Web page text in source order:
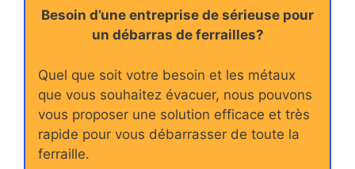
Besoin d’une entreprise de sérieuse pour
un débarras de ferrailles?
Quel que soit votre besoin et les métaux
que vous souhaitez évacuer, nous pouvons
vous proposer une solution efficace et très
rapide pour vous débarrasser de toute la
ferraille.